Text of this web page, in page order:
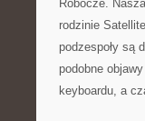
Robocze.
rodzinie
podzespoły są
podobne
keyboardu, a